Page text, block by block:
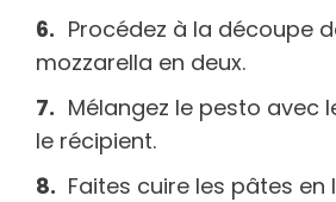
Procédez à la découpe
mozzarella en deux.
Mélangez le pesto avec
le récipient.
Faites cuire les pâtes en